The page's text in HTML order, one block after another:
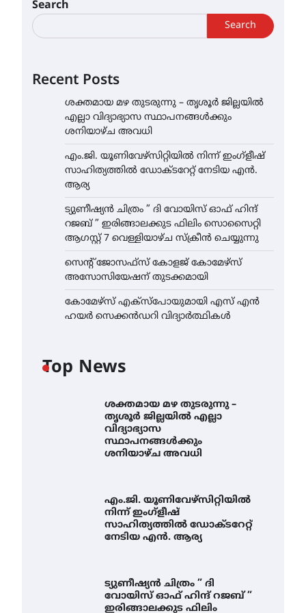
Search
Search
Recent Posts
ശക്തമായ മഴ തുടരുന്നു – തൃശൂർ ജില്ലയിൽ
എല്ലാ വിദ്യാഭ്യാസ സ്ഥാപനങ്ങൾക്കും
ശനിയാഴ്ച അവധി
എം.ജി. യൂണിവേഴ്‌സിറ്റിയിൽ നിന്ന് ഇംഗ്ളീഷ്
സാഹിത്യത്തിൽ ഡോക്ടറേറ്റ് നേടിയ എൻ.
ആര്യ
ട്യുണീഷ്യൻ ചിത്രം ” ദി വോയിസ് ഓഫ് ഹിന്ദ്
റജബ് ” ഇരിങ്ങാലക്കുട ഫിലിം സൊസൈറ്റി
ആഗസ്റ്റ് 7 വെള്ളിയാഴ്ച സ്‌ക്രീൻ ചെയ്യുന്നു
സെന്റ് ജോസഫ്സ് കോളജ് കോമേഴ്‌സ്
അസോസിയേഷന് തുടക്കമായി
കോമേഴ്സ് എക്സ്പോയുമായി എസ് എൻ
ഹയർ സെക്കൻഡറി വിദ്യാർത്ഥികൾ
Top News
ശക്തമായ മഴ തുടരുന്നു –
തൃശൂർ ജില്ലയിൽ എല്ലാ
വിദ്യാഭ്യാസ
സ്ഥാപനങ്ങൾക്കും
ശനിയാഴ്ച അവധി
എം.ജി. യൂണിവേഴ്‌സിറ്റിയിൽ
നിന്ന് ഇംഗ്ളീഷ്
സാഹിത്യത്തിൽ ഡോക്ടറേറ്റ്
നേടിയ എൻ. ആര്യ
ട്യുണീഷ്യൻ ചിത്രം ” ദി
വോയിസ് ഓഫ് ഹിന്ദ് റജബ് ”
ഇരിങ്ങാലക്കുട ഫിലിം